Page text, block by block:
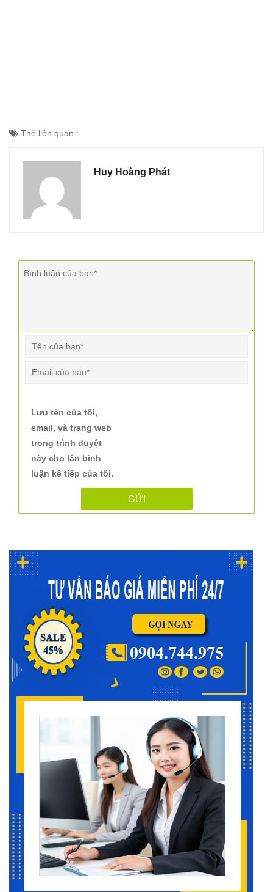
Thẻ liên quan :
Huy Hoàng Phát
Lưu tên của tôi,
email, và trang web
trong trình duyệt
này cho lần bình
luận kế tiếp của tôi.